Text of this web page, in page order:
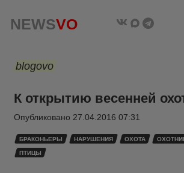
NEWSVO
blogovo
К открытию весенней
Опубликовано 27.04.2016 07:31
БРАКОНЬЕРЫ НАРУШЕНИЯ ОХОТА
ПТИЦЫ